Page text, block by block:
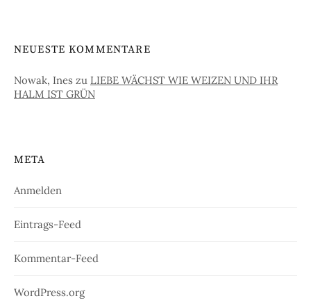
NEUESTE KOMMENTARE
Nowak, Ines zu LIEBE WÄCHST WIE WEIZEN UND IHR
HALM IST GRÜN
META
Anmelden
Eintrags-Feed
Kommentar-Feed
WordPress.org